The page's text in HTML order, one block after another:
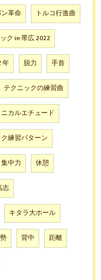
革命 トルコ行進曲
ク in 帯広 2022
年 脱力 手首
テクニックの練習曲
カルエチュード
練習パターン
集中力 休憩
志
キタラ大ホール
背中 距離